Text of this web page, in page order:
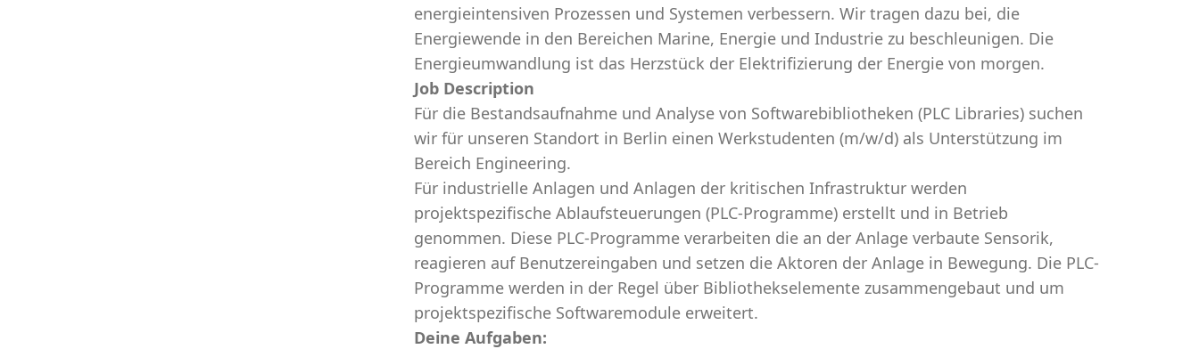
energieintensiven Prozessen und Systemen verbessern. Wir tragen dazu bei, die
Energiewende in den Bereichen Marine, Energie und Industrie zu beschleunigen. Die
Energieumwandlung ist das Herzstück der Elektrifizierung der Energie von morgen.
Job Description
Für die Bestandsaufnahme und Analyse von Softwarebibliotheken (PLC Libraries) suchen
wir für unseren Standort in Berlin einen Werkstudenten (m/w/d) als Unterstützung im
Bereich Engineering.
Für industrielle Anlagen und Anlagen der kritischen Infrastruktur werden
projektspezifische Ablaufsteuerungen (PLC-Programme) erstellt und in Betrieb
genommen. Diese PLC-Programme verarbeiten die an der Anlage verbaute Sensorik,
reagieren auf Benutzereingaben und setzen die Aktoren der Anlage in Bewegung. Die PLC-
Programme werden in der Regel über Bibliothekselemente zusammengebaut und um
projektspezifische Softwaremodule erweitert.
Deine Aufgaben: